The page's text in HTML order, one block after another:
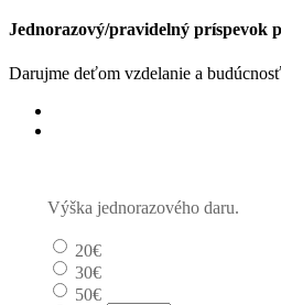
Jednorazový/pravidelný príspevok
Darujme deťom vzdelanie a budúcnosť
Výška jednorazového daru.
20€
30€
50€